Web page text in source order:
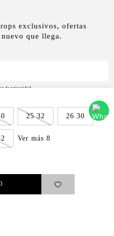
25 32 26 30
Ver más 8
exclusivos, ofertas
que llega.
de privacidad